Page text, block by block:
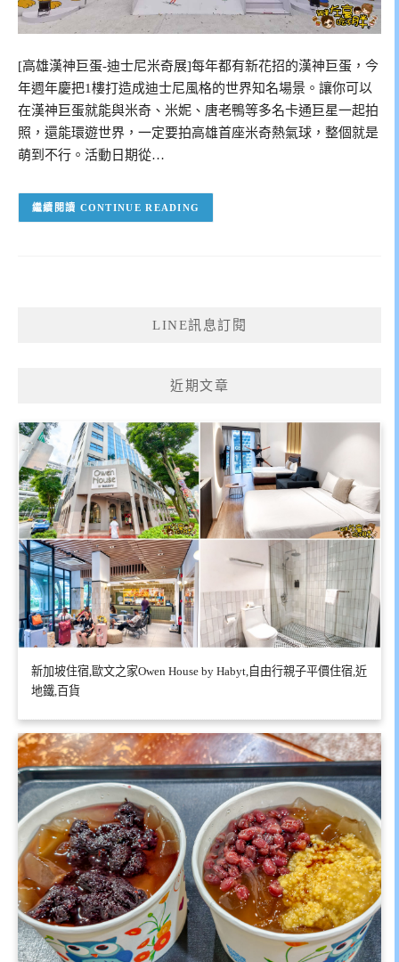
[高雄漢神巨蛋-迪士尼米奇展]每年都有新花招的漢神巨蛋，今
年週年慶把1樓打造成迪士尼風格的世界知名場景。讓你可以
在漢神巨蛋就能與米奇、米妮、唐老鴨等多名卡通巨星一起拍
照，還能環遊世界，一定要拍高雄首座米奇熱氣球，整個就是
萌到不行。活動日期從…
CONTINUE READING
LINE訊息訂閱
近期文章
新加坡住宿,歐文之家Owen House by Habyt,自由行親子平價住宿,近
地鐵,百貨